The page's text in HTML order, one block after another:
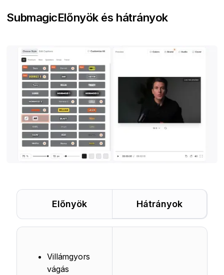
SubmagicElőnyök és hátrányok
Előnyök Hátrányok
Villámgyors
vágás